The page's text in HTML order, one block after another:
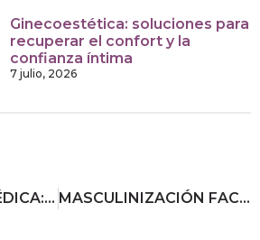
Ginecoestética: soluciones para
recuperar el confort y la
confianza íntima
7 julio, 2026
CRIOLIPÓLISIS MÉDICA: TODO LO QUE NECESITAS SABER MASCULINIZACIÓN FACIAL: ASÍ SE CONSIGUE